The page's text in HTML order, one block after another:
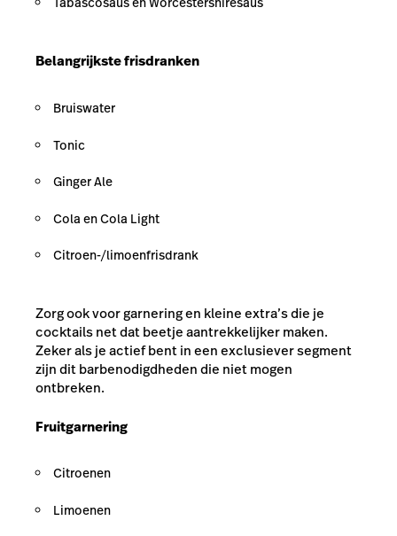
Belangrijkste frisdranken
Bruiswater
Tonic
Ginger Ale
Cola en Cola Light
Citroen-/limoenfrisdrank
Zorg ook voor garnering en kleine extra’s die je
cocktails net dat beetje aantrekkelijker maken.
Zeker als je actief bent in een exclusiever segment
zijn dit barbenodigdheden die niet mogen
ontbreken.
Fruitgarnering
Citroenen
Limoenen